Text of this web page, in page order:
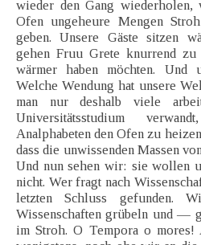
wieder den Gang
Ofen ungeheure Mengen
geben. Unsere Gäste sitzen
gehen Fruu Grete knurrend
wärmer haben möchten. Und
Welche Wendung hat unsere
man nur deshalb viele
Universitätsstudium
Analphabeten den Ofen zu
dass die unwissenden Massen
Und nun sehen wir: sie wollen
nicht. Wer fragt nach
letzten Schluss gefunden.
Wissenschaften grübeln und —
im Stroh. O Tempora o